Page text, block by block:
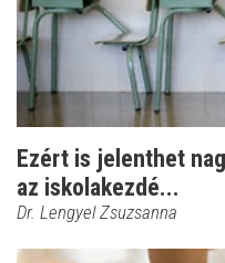
Ezért is jelenthet
az iskolakezdé...
Dr. Lengyel Zsuzsanna